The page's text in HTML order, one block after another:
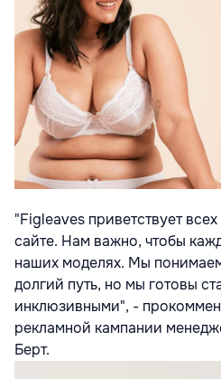
"Figleaves приветствует
сайте. Нам важно, чтобы
наших моделях. Мы
долгий путь, но мы готовы
инклюзивными", -
рекламной кампании
Берт.